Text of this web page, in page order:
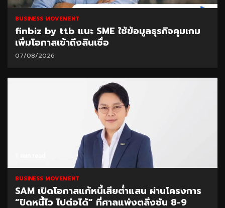
BUSINESS MOVEMENT
finbiz by ttb แนะ SME ใช้ข้อมูลธุรกิจคุมเกม
เพิ่มโอกาสเข้าถึงสินเชื่อ
07/08/2026
BUSINESS MOVEMENT
SAM เปิดโอกาสแก้หนี้เสียต่ำแสน ผ่านโครงการ
“ปิดหนี้ไว ไปต่อได้” ที่ศาลแพ่งตลิ่งชัน 8-9